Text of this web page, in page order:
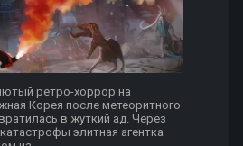
ретро-хоррор на
Корея после метеоритного
в жуткий ад. Через
элитная агентка